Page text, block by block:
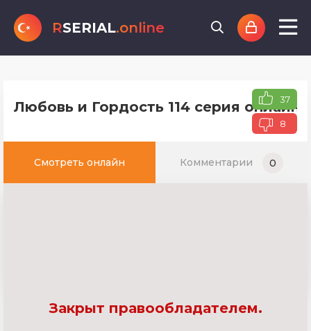
RSERIAL.online
Любовь и Гордость 114 серия онлайн
37
8
Смотреть онлайн Комментарии 0
Закрыт правообладателем.